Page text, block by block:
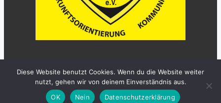
Copyright © Alle Rechte vorbehalten FV
Haltingen 1920 e.V.
Diese Website benutzt Cookies. Wenn du die Website weiter
nutzt, gehen wir von deinem Einverständnis aus.
OK
Nein Datenschutzerklärung